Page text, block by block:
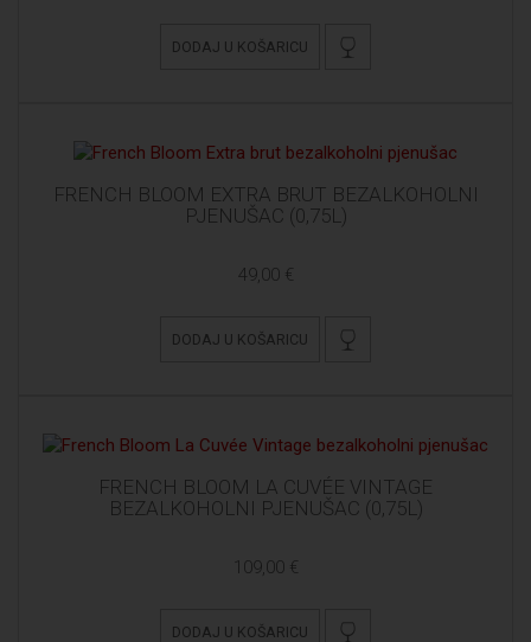
DODAJ U KOŠARICU
FRENCH BLOOM EXTRA BRUT BEZALKOHOLNI
PJENUŠAC (0,75L)
49,00 €
DODAJ U KOŠARICU
FRENCH BLOOM LA CUVÉE VINTAGE
BEZALKOHOLNI PJENUŠAC (0,75L)
109,00 €
DODAJ U KOŠARICU